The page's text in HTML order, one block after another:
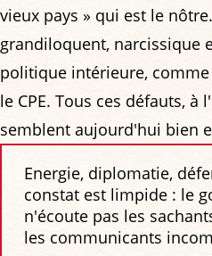
vieux pays » qui est le
grandiloquent, narcissique
politique intérieure,
le CPE. Tous ces défauts, à
semblent aujourd'hui bien
Energie, diplomatie,
constat est limpide : le
n'écoute pas les
les communicants